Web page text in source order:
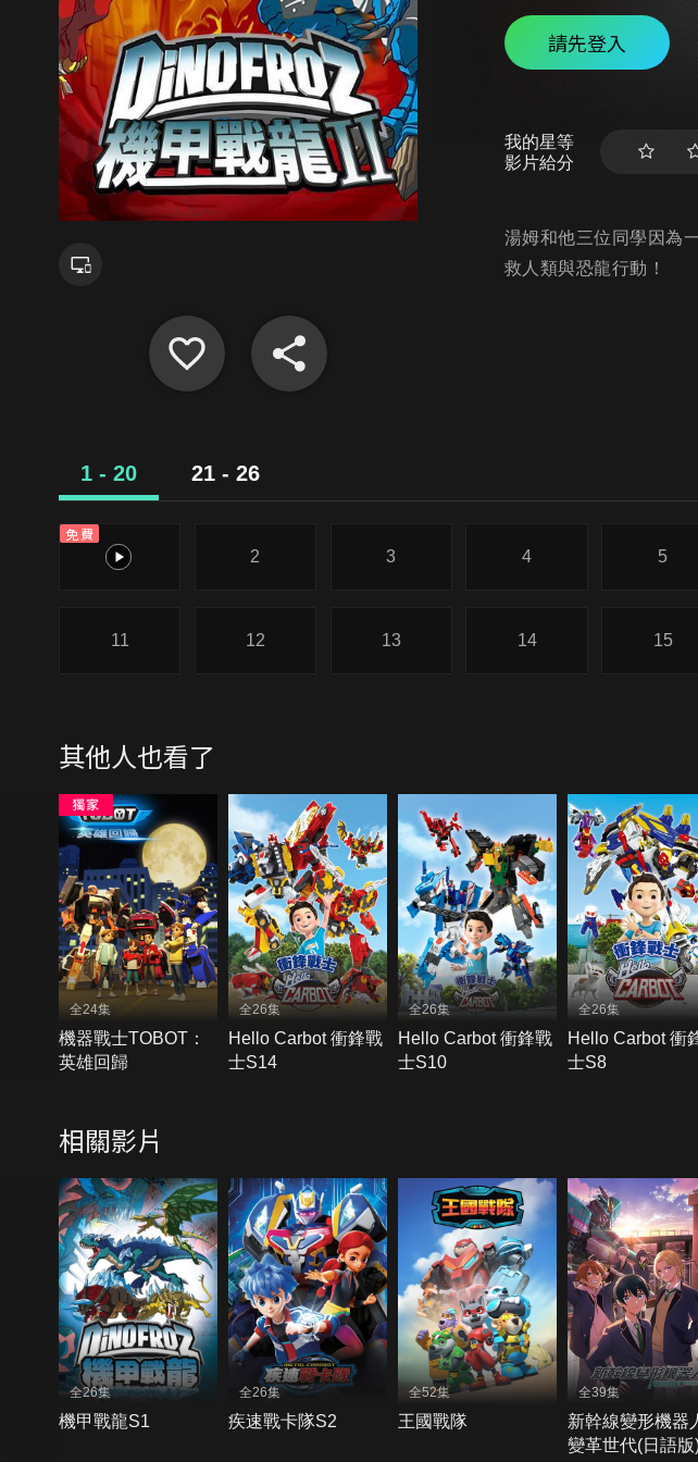
請先登入
我的星等
影片給分
湯姆和他三位同學因為
救人類與恐龍行動！
1 - 20 21 - 26
免費
1
2 3 4 5
11 12 13 14 15
其他人也看了
全24集
機器戰士TOBOT：
英雄回歸
全26集
Hello Carbot 衝鋒戰
士S14
全26集
Hello Carbot 衝鋒戰
士S10
全26集
Hello Carbot 衝
士S8
相關影片
全26集
機甲戰龍S1
全26集
疾速戰卡隊S2
全52集
王國戰隊
全39集
新幹線變形機器
變革世代(日語版